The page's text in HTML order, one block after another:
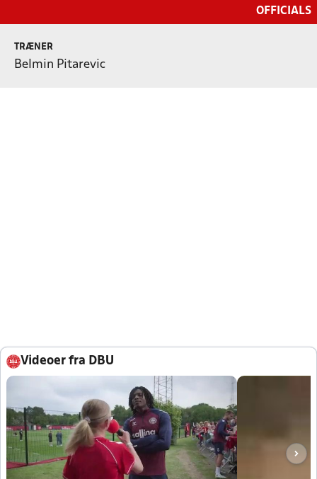
OFFICIALS
TRÆNER
Belmin Pitarevic
Videoer fra DBU